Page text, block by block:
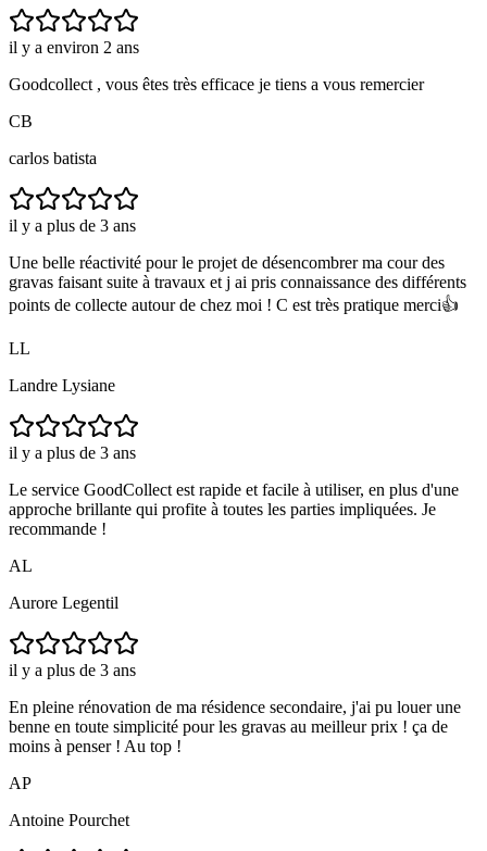
il y a environ 2 ans
Goodcollect , vous êtes très efficace je tiens a vous remercier
CB
carlos batista
il y a plus de 3 ans
Une belle réactivité pour le projet de désencombrer ma cour des
gravas faisant suite à travaux et j ai pris connaissance des différents
points de collecte autour de chez moi ! C est très pratique merci👍
LL
Landre Lysiane
il y a plus de 3 ans
Le service GoodCollect est rapide et facile à utiliser, en plus d'une
approche brillante qui profite à toutes les parties impliquées. Je
recommande !
AL
Aurore Legentil
il y a plus de 3 ans
En pleine rénovation de ma résidence secondaire, j'ai pu louer une
benne en toute simplicité pour les gravas au meilleur prix ! ça de
moins à penser ! Au top !
AP
Antoine Pourchet